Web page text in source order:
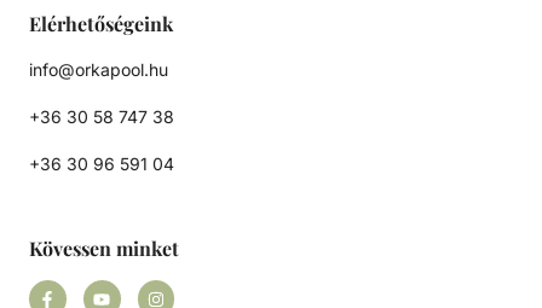
Elérhetőségeink
info@orkapool.hu
+36 30 58 747 38
+36 30 96 591 04
Kövessen minket